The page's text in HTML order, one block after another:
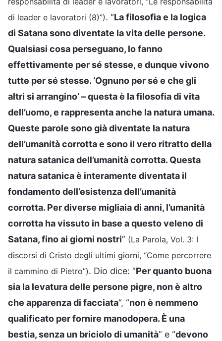
di leader e lavoratori (8)”). “La filosofia e la logica
di Satana sono diventate la vita delle persone.
Qualsiasi cosa perseguano, lo fanno
effettivamente per sé stesse, e dunque vivono
tutte per sé stesse. ‘Ognuno per sé e che gli
altri si arrangino’ – questa è la filosofia di vita
dell’uomo, e rappresenta anche la natura umana.
Queste parole sono già diventate la natura
dell’umanità corrotta e sono il vero ritratto della
natura satanica dell’umanità corrotta. Questa
natura satanica è interamente diventata il
fondamento dell’esistenza dell’umanità
corrotta. Per diverse migliaia di anni, l’umanità
corrotta ha vissuto in base a questo veleno di
Satana, fino ai giorni nostri” (La Parola, Vol. 3: I
discorsi di Cristo degli ultimi giorni, “Come percorrere
il cammino di Pietro”). Dio dice: “Per quanto buona
sia la levatura delle persone pigre, non è altro
che apparenza di facciata”, “non è nemmeno
qualificato per fornire manodopera. È una
bestia, senza un briciolo di umanità” e “devono